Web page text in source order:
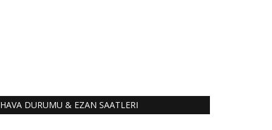
HAVA DURUMU & EZAN SAATLERI